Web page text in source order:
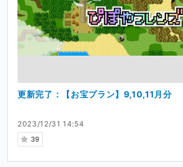
2023/12/31 14:54
39
更新完了：【お宝プラン】9,10,11月分